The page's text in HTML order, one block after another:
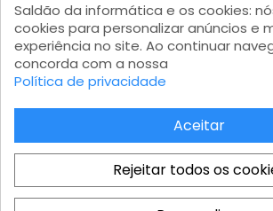
Formas de pagamento
Saldão da informática e os cookies:
cookies para personalizar anúncios e
experiência no site. Ao continuar
concorda com a nossa
Política de privacidade
Aceitar
Rejeitar todos os